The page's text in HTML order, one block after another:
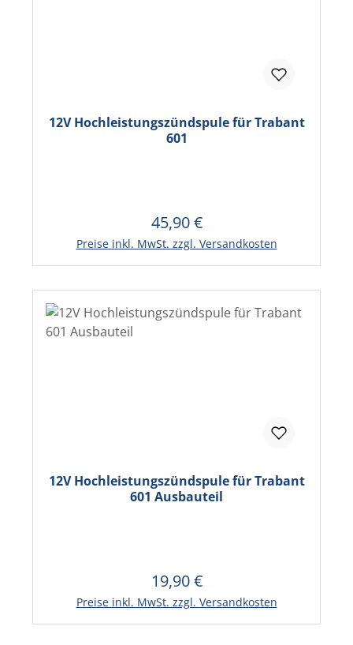
12V Hochleistungszündspule für Trabant
601
Regulärer Preis:
45,90 €
Preise inkl. MwSt. zzgl. Versandkosten
12V Hochleistungszündspule für Trabant
601 Ausbauteil
Regulärer Preis:
19,90 €
Preise inkl. MwSt. zzgl. Versandkosten